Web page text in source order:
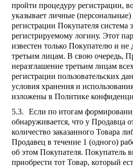
пройти процедуру регистрации,
указывает личные
регистрации Покупателя система
регистрируемому логину. Этот
известен только Покупателю и не
третьим лицам. В свою очередь,
неразглашение третьим лицам
регистрации пользовательских
условия хранения и
изложены в Политике
Если по итогам
обнаруживается, что у Продавца
количество заказанного Товара
Продавец в течение 1 (одного)
об этом Покупателя. Покупатель
приобрести тот Товар, который